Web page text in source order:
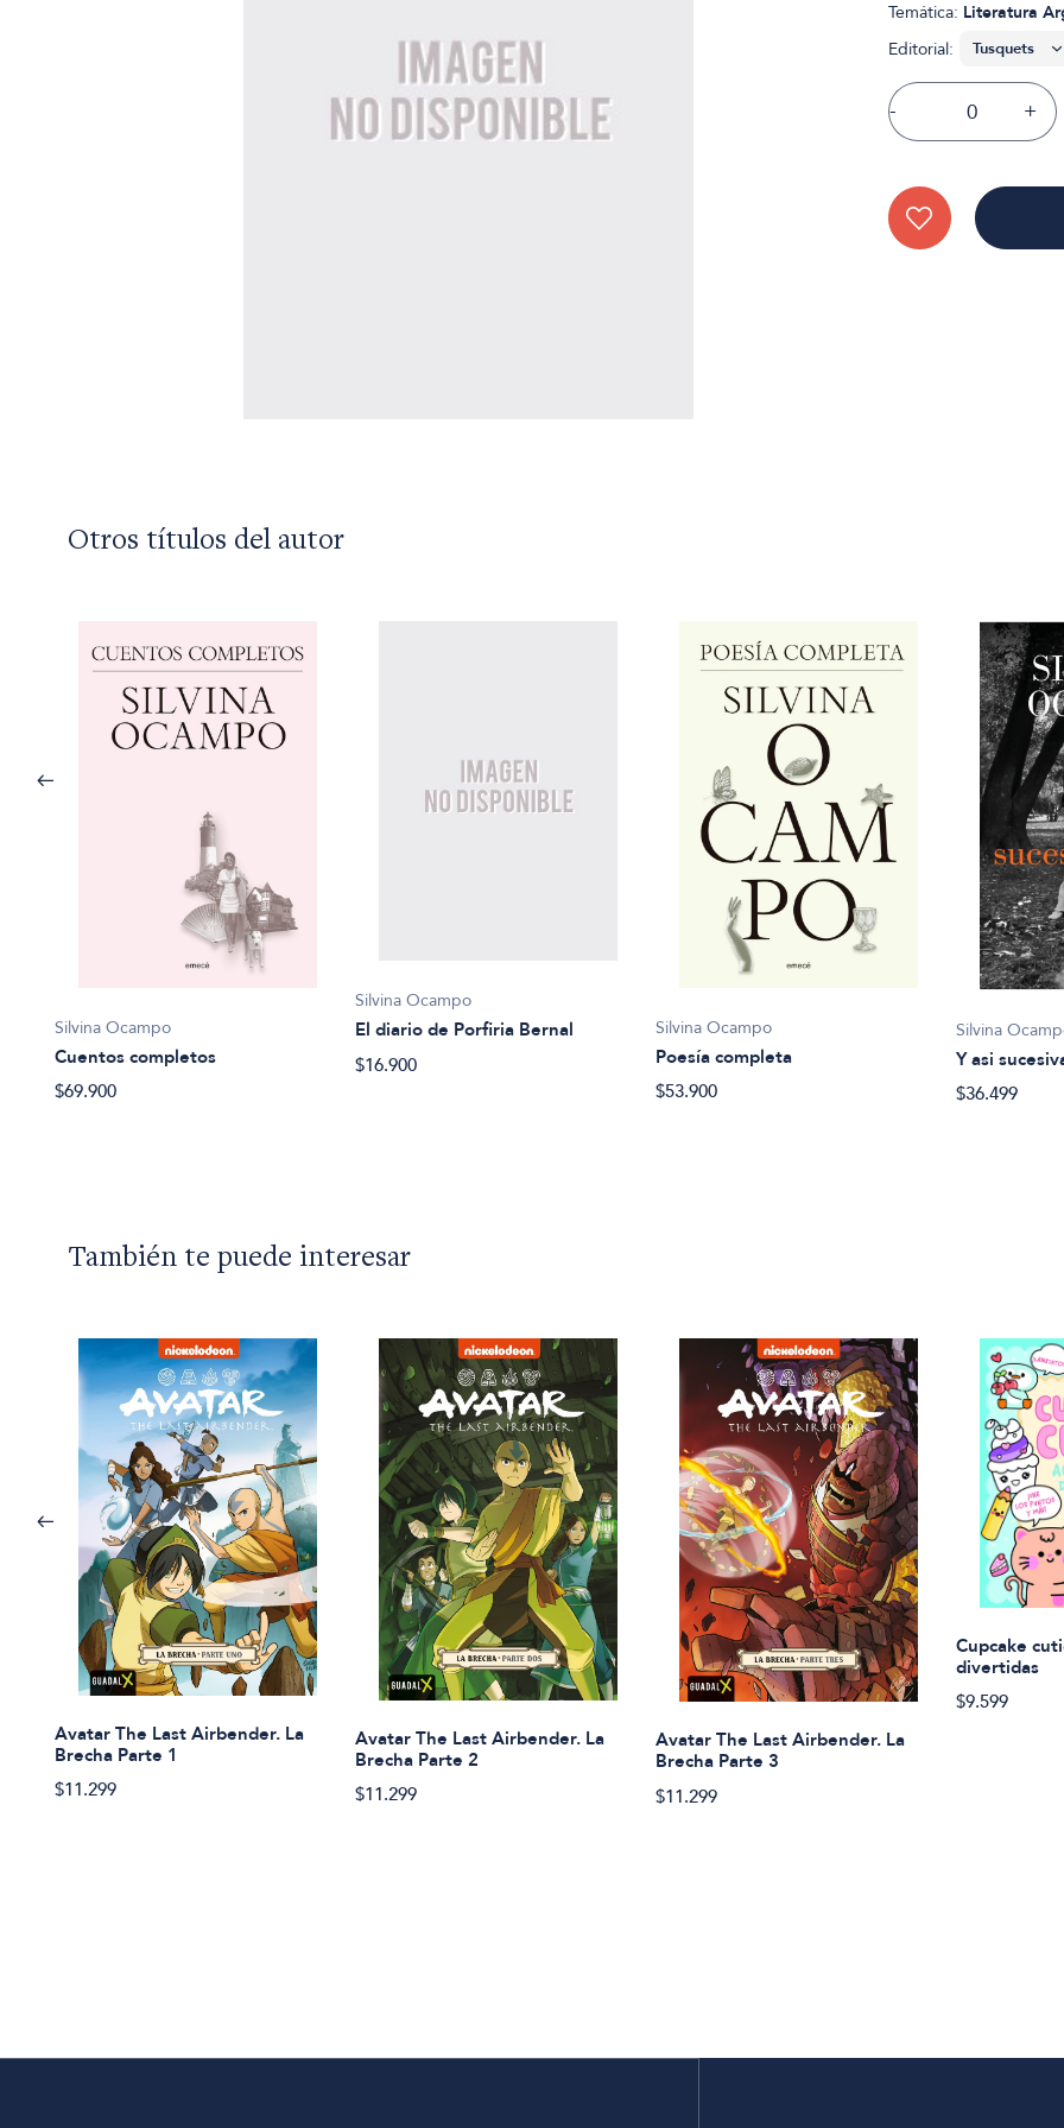
Temática: Literatura
Editorial:
- +
Otros títulos del autor
Silvina Ocampo
Cuentos completos
$69.900
Silvina Ocampo
El diario de Porfiria Bernal
$16.900
Silvina Ocampo
Poesía completa
$53.900
Silvina
Y asi
$36.499
También te puede interesar
Avatar The Last Airbender. La
Brecha Parte 1
$11.299
Avatar The Last Airbender. La
Brecha Parte 2
$11.299
Avatar The Last Airbender. La
Brecha Parte 3
$11.299
Cupcake
divertidas
$9.599